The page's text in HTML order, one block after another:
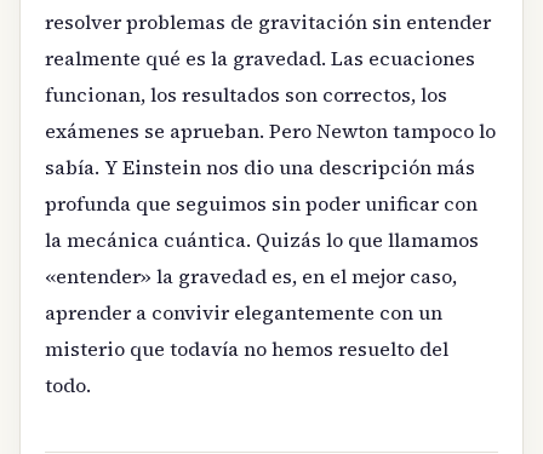
resolver problemas de gravitación sin entender
realmente qué es la gravedad. Las ecuaciones
funcionan, los resultados son correctos, los
exámenes se aprueban. Pero Newton tampoco lo
sabía. Y Einstein nos dio una descripción más
profunda que seguimos sin poder unificar con
la mecánica cuántica. Quizás lo que llamamos
«entender» la gravedad es, en el mejor caso,
aprender a convivir elegantemente con un
misterio que todavía no hemos resuelto del
todo.